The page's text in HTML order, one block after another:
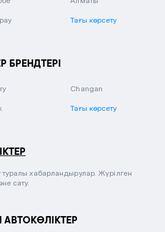
Тағы көрсету
БРЕНДТЕРІ
Changan
Тағы көрсету
туралы хабарландырулар. Жүрілген
сату.